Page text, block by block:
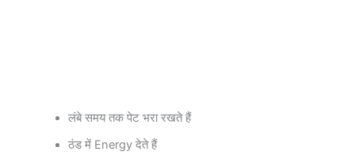
लंबे समय तक पेट भरा रखते हैं
ठंड में Energy देते हैं